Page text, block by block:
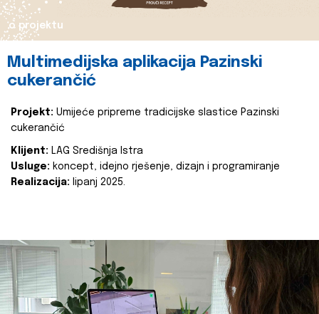
o projektu
Multimedijska aplikacija Pazinski
cukerančić
Projekt: Umijeće pripreme tradicijske slastice Pazinski
cukerančić
Klijent: LAG Središnja Istra
Usluge: koncept, idejno rješenje, dizajn i programiranje
Realizacija: lipanj 2025.